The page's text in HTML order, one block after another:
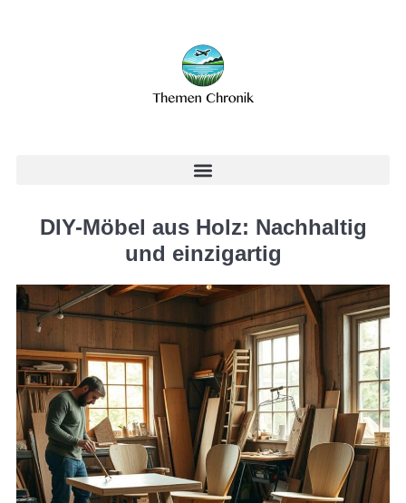
DIY-Möbel aus Holz: Nachhaltig
und einzigartig